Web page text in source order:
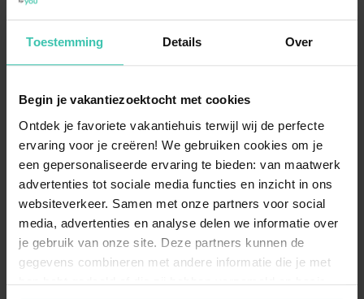
Toestemming Details Over
Begin je vakantiezoektocht met cookies
Ontdek je favoriete vakantiehuis terwijl wij de perfecte
ervaring voor je creëren! We gebruiken cookies om je
een gepersonaliseerde ervaring te bieden: van maatwerk
advertenties tot sociale media functies en inzicht in ons
websiteverkeer. Samen met onze partners voor social
media, advertenties en analyse delen we informatie over
je gebruik van onze site. Deze partners kunnen de
gegevens combineren met andere informatie die je met
hen hebt gedeeld of die zij hebben verzameld op basis
Wie unterstützt Villa for You mich bei der
Unsere Experten wählen jedes Objektpersönlich und
Ramatuelle reibungslos verläuft. Wir stehen Ihnen mit
Fachwissen zur Region zur Seite und sorgen dafür,
dass Sie eine Unterkunft finden, die exakt zu Ihren
Wünschen passt.
Welche Ausstattung kann ich bei den
Unterkünften in Ramatuelle erwarten?